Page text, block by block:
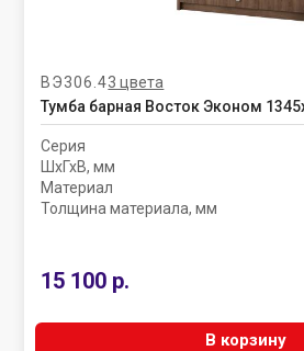
ВЭ306.43 цвета
Тумба барная Восток Эконом
Серия
ШхГхВ, мм
Материал
Толщина материала, мм
15 100 р.
В корзину